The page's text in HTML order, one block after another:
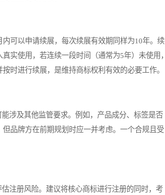
可以申请续展，每次续展有效期同样为10年。续
实使用，若连续一段时间（通常为5年）未使用，
时进行续展，是维持商标权利有效的必要工作。
及其他监管要求。例如，产品成分、标签是否
品牌方在前期规划时应一并考虑。一个合规且受
注册风险。建议将核心商标进行注册的同时，考